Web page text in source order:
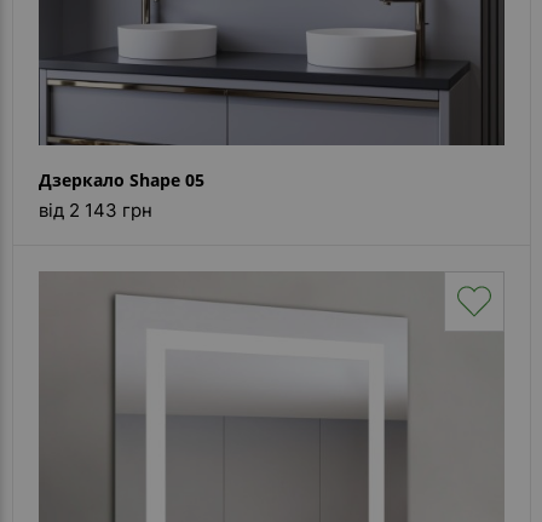
Дзеркало Shape 05
від 2 143 грн